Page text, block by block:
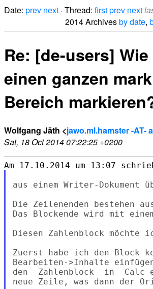
Date: prev next · Thread: firstprev next
2014 Archivesby date,
Re: [de-users]
einen ganzen
Bereich
Wolfgang Jäth <jawo.ml.hamster -AT-
Sat, 18 Oct 2014 07:22:25 +0200
aus einem Writer-Dokument
Die Zeilenenden bestehen
Das Blockende wird mit
Diesen Zahlenblock möchte
Zuerst habe ich den Block
Bearbeiten->Inhalte
den  Zahlenblock  in  Calc
neue Zeile, was dann der